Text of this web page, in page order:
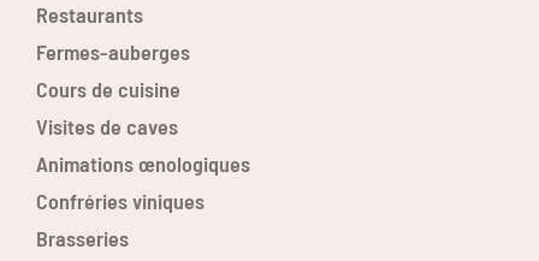
Restaurants
Fermes-auberges
Cours de cuisine
Visites de caves
Animations œnologiques
Confréries viniques
Brasseries